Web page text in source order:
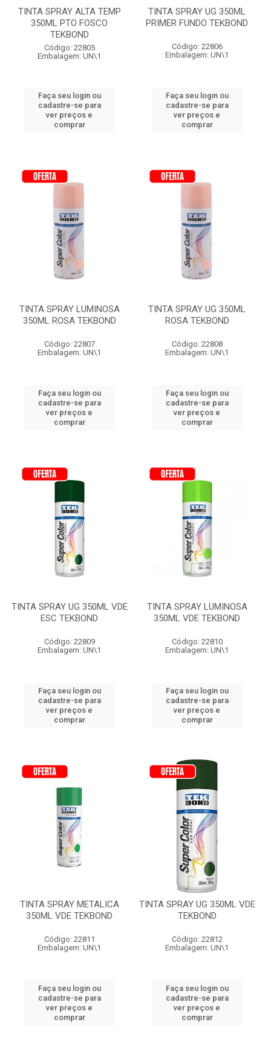
TINTA SPRAY ALTA TEMP
350ML PTO FOSCO
TEKBOND
Código: 22805
Embalagem: UN\1
Faça seu login ou
cadastre-se para
ver preços e
comprar
TINTA SPRAY UG 350ML
PRIMER FUNDO TEKBOND
Código: 22806
Embalagem: UN\1
Faça seu login ou
cadastre-se para
ver preços e
comprar
TINTA SPRAY LUMINOSA
350ML ROSA TEKBOND
Código: 22807
Embalagem: UN\1
Faça seu login ou
cadastre-se para
ver preços e
comprar
TINTA SPRAY UG 350ML
ROSA TEKBOND
Código: 22808
Embalagem: UN\1
Faça seu login ou
cadastre-se para
ver preços e
comprar
TINTA SPRAY UG 350ML VDE
ESC TEKBOND
Código: 22809
Embalagem: UN\1
Faça seu login ou
cadastre-se para
ver preços e
comprar
TINTA SPRAY LUMINOSA
350ML VDE TEKBOND
Código: 22810
Embalagem: UN\1
Faça seu login ou
cadastre-se para
ver preços e
comprar
TINTA SPRAY METALICA
350ML VDE TEKBOND
Código: 22811
Embalagem: UN\1
Faça seu login ou
cadastre-se para
ver preços e
comprar
TINTA SPRAY UG 350ML VDE
TEKBOND
Código: 22812
Embalagem: UN\1
Faça seu login ou
cadastre-se para
ver preços e
comprar